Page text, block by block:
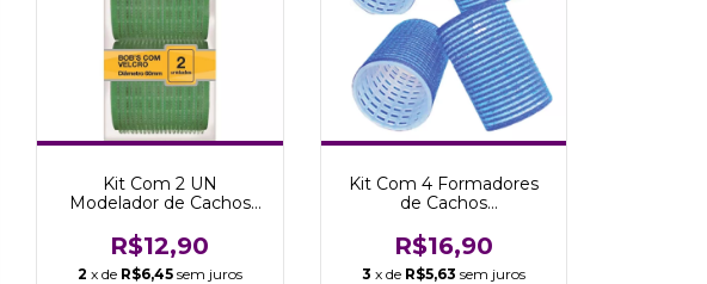
Kit Com 2 UN
Modelador de Cachos
R$12,90
2 x de R$6,45 sem juros
Kit Com 4 Formadores
de Cachos
Marco Boni
R$16,90
3 x de R$5,63 sem juros